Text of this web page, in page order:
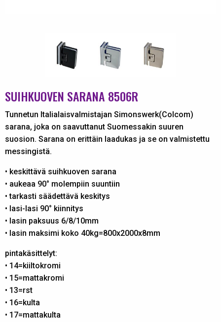
SUIHKUOVEN SARANA 8506R
Tunnetun Italialaisvalmistajan Simonswerk(Colcom)
sarana, joka on saavuttanut Suomessakin suuren
suosion. Sarana on erittäin laadukas ja se on valmistettu
messingistä.
• keskittävä suihkuoven sarana
• aukeaa 90° molempiin suuntiin
• tarkasti säädettävä keskitys
• lasi-lasi 90° kiinnitys
• lasin paksuus 6/8/10mm
• lasin maksimi koko 40kg=800x2000x8mm
pintakäsittelyt:
• 14=kiiltokromi
• 15=mattakromi
• 13=rst
• 16=kulta
• 17=mattakulta